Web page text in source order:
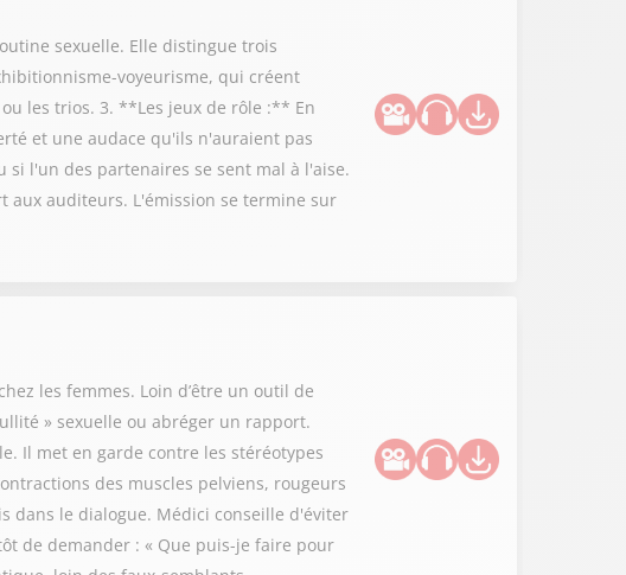
sexuelle. Elle distingue trois
voyeurisme, qui créent
les trios. 3. **Les jeux de rôle :** En
et une audace qu'ils n'auraient pas
l'un des partenaires se sent mal à l'aise.
aux auditeurs. L'émission se termine sur
les femmes. Loin d’être un outil de
» sexuelle ou abréger un rapport.
Il met en garde contre les stéréotypes
des muscles pelviens, rougeurs
dans le dialogue. Médici conseille d'éviter
de demander : « Que puis-je faire pour